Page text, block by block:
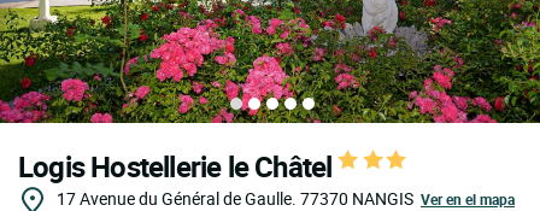
Logis Hostellerie le Châtel
17 Avenue du Général de Gaulle. 77370 NANGIS Ver en el mapa